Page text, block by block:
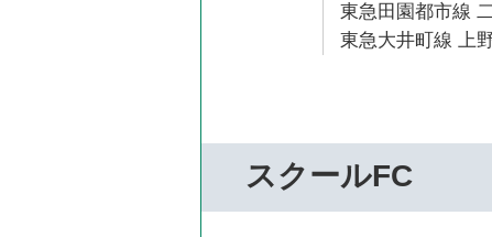
東急田園都市線
東急大井町線 上
スクールFC